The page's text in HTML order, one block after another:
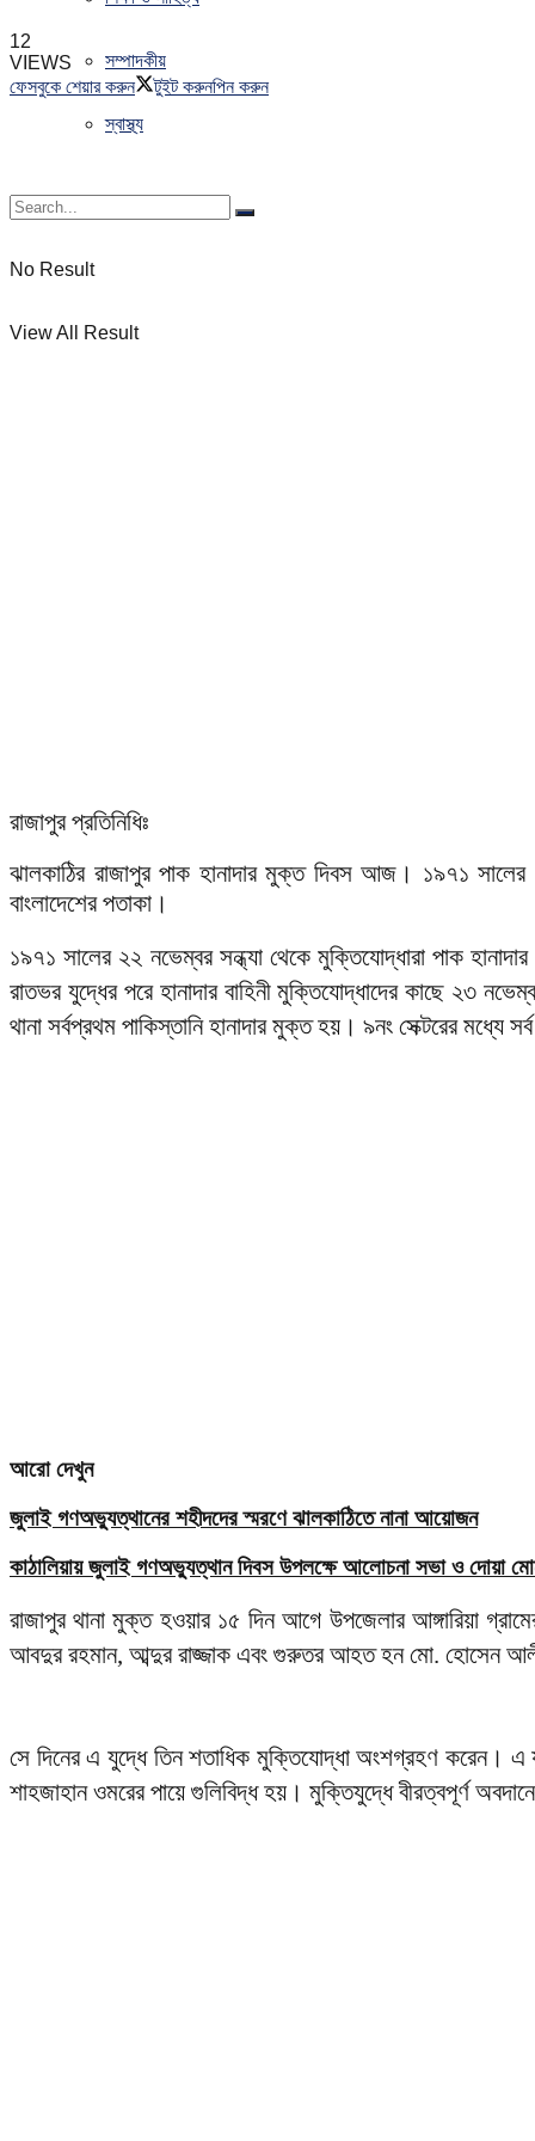
সম্পাদকীয়
স্বাস্থ্য
No Result
View All Result
12
VIEWS
ফেসবুকে শেয়ার করুন
টুইট করুনপিন করুন
রাজাপুর প্রতিনিধিঃ
ঝালকাঠির রাজাপুর পাক হানাদার মুক্ত দিবস আজ। ১৯৭১
বাংলাদেশের পতাকা।
১৯৭১ সালের ২২ নভেম্বর সন্ধ্যা থেকে মুক্তিযোদ্ধারা পাক হানাদার
রাতভর যুদ্ধের পরে হানাদার বাহিনী মুক্তিযোদ্ধাদের কাছে ২৩
থানা সর্বপ্রথম পাকিস্তানি হানাদার মুক্ত হয়। ৯নং সেক্টরের
আরো দেখুন
জুলাই গণঅভ্যুত্থানের শহীদদের স্মরণে ঝালকাঠিতে নানা আয়োজন
কাঠালিয়ায় জুলাই গণঅভ্যুত্থান দিবস উপলক্ষে আলোচনা সভা ও দোয়া
রাজাপুর থানা মুক্ত হওয়ার ১৫ দিন আগে উপজেলার আঙ্গারিয়া
আবদুর রহমান, আব্দুর রাজ্জাক এবং গুরুতর আহত হন মো. হোসেন
সে দিনের এ যুদ্ধে তিন শতাধিক মুক্তিযোদ্ধা অংশগ্রহণ করেন। এ
শাহজাহান ওমরের পায়ে গুলিবিদ্ধ হয়। মুক্তিযুদ্ধে বীরত্বপূর্ণ